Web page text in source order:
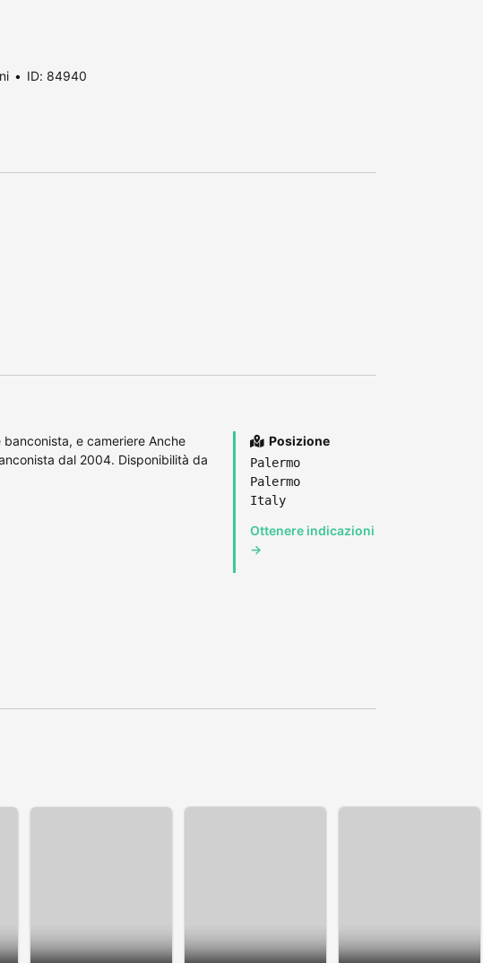
ID: 84940
e cameriere Anche
dal 2004. Disponibilità da
Posizione
Palermo
Palermo
Italy
Ottenere indicazioni
→